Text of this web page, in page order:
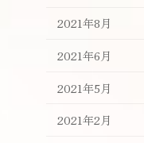
2021年8月
2021年6月
2021年5月
2021年2月